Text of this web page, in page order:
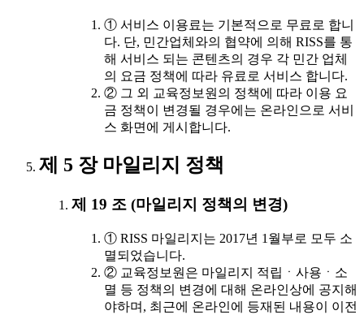
① 서비스 이용료는 기본적으로 무료로 합니
다. 단, 민간업체와의 협약에 의해 RISS를 통
해 서비스 되는 콘텐츠의 경우 각 민간 업체
의 요금 정책에 따라 유료로 서비스 합니다.
② 그 외 교육정보원의 정책에 따라 이용 요
금 정책이 변경될 경우에는 온라인으로 서비
스 화면에 게시합니다.
제 5 장 마일리지 정책
제 19 조 (마일리지 정책의 변경)
① RISS 마일리지는 2017년 1월부로 모두 소
멸되었습니다.
② 교육정보원은 마일리지 적립ㆍ사용ㆍ소
멸 등 정책의 변경에 대해 온라인상에 공지해
야하며, 최근에 온라인에 등재된 내용이 이전